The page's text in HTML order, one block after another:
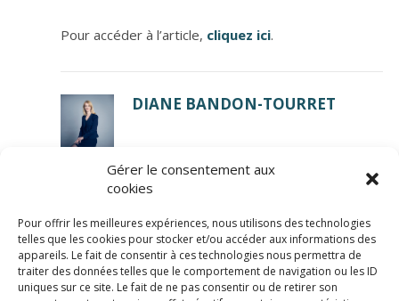
Gérer le consentement aux
cookies
Pour offrir les meilleures expériences, nous utilisons des technologies
telles que les cookies pour stocker et/ou accéder aux informations des
appareils. Le fait de consentir à ces technologies nous permettra de
traiter des données telles que le comportement de navigation ou les ID
uniques sur ce site. Le fait de ne pas consentir ou de retirer son
Pour accéder à l’article, cliquez ici.
DIANE BANDON-TOURRET